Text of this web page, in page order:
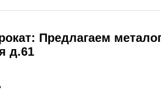
Предлагаем
д.61